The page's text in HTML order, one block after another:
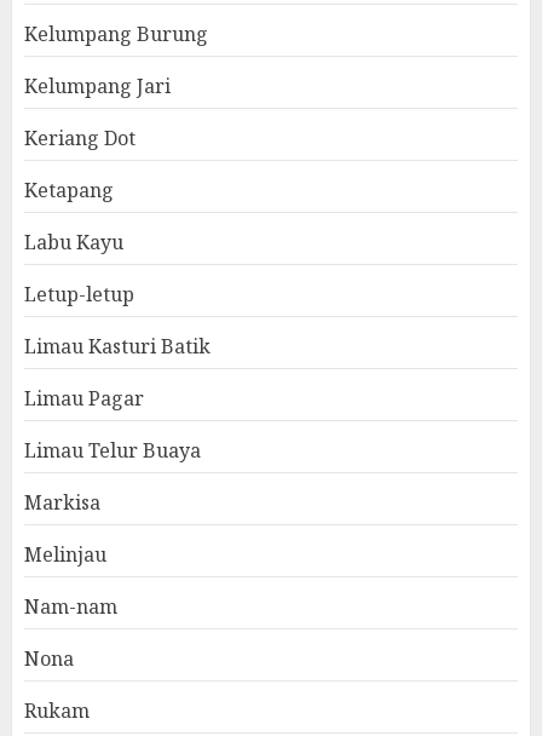
Kelumpang Burung
Kelumpang Jari
Keriang Dot
Ketapang
Labu Kayu
Letup-letup
Limau Kasturi Batik
Limau Pagar
Limau Telur Buaya
Markisa
Melinjau
Nam-nam
Nona
Rukam